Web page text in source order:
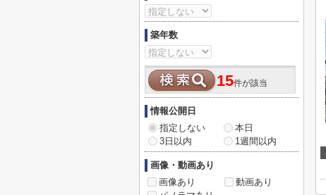
築年数
15件が該当
情報公開日
指定しない
本日
3日以内
1週間以内
画像・動画あり
画像あり
動画あり